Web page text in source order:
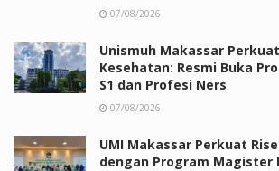
07/08/2026
Unismuh Makassar
Kesehatan: Resmi Buka
S1 dan Profesi Ners
07/08/2026
UMI Makassar Perkuat
dengan Program Magister